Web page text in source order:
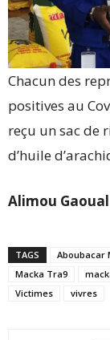
Chacun des
positives au
reçu un sac de
d’huile
Alimou
TAGS Aboubacar
Macka Tra9
Victimes
vivres